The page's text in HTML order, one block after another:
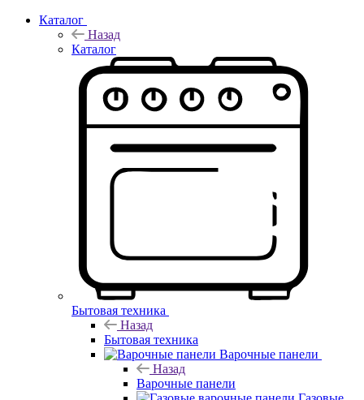
Каталог
Назад
Каталог
Бытовая техника
Назад
Бытовая техника
Варочные панели
Назад
Варочные панели